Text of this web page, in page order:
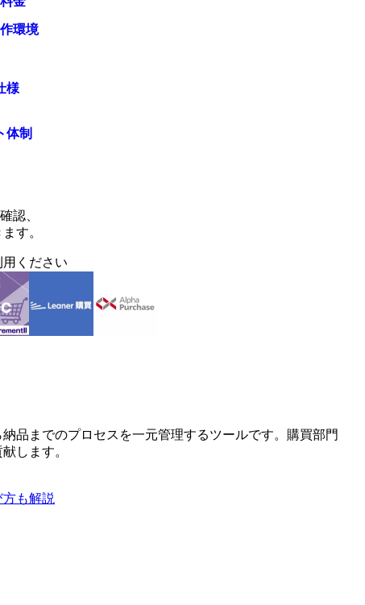
環境
様
体制
認、
す。
ください
品までのプロセスを一元管理するツールです。購買部門
します。
方も解説